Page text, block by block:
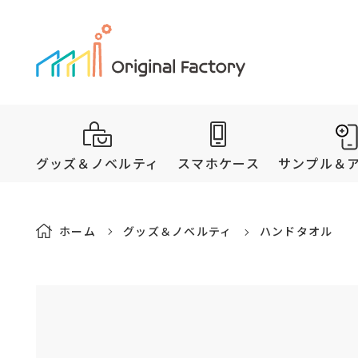
グッズ＆ノベルティ スマホケース サンプル＆
ホーム グッズ＆ノベルティ ハンドタオル